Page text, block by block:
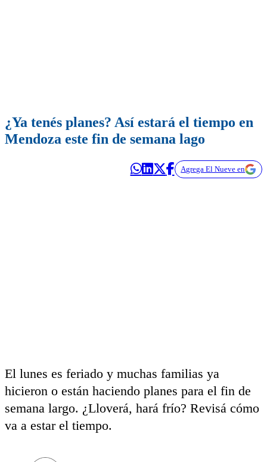
¿Ya tenés planes? Así estará el tiempo en
Mendoza este fin de semana lago
Agrega El Nueve en
El lunes es feriado y muchas familias ya
hicieron o están haciendo planes para el fin de
semana largo. ¿Lloverá, hará frío? Revisá cómo
va a estar el tiempo.